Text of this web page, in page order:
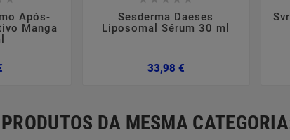
Após-
Manga
Sesderma Daeses
Liposomal Sérum 30 ml
33,98 €Preço
DA MESMA